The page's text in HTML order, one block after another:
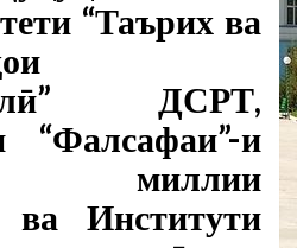
“Таърих ва
ДСРТ,
“Фалсафаи”-и
миллии
ва Институти